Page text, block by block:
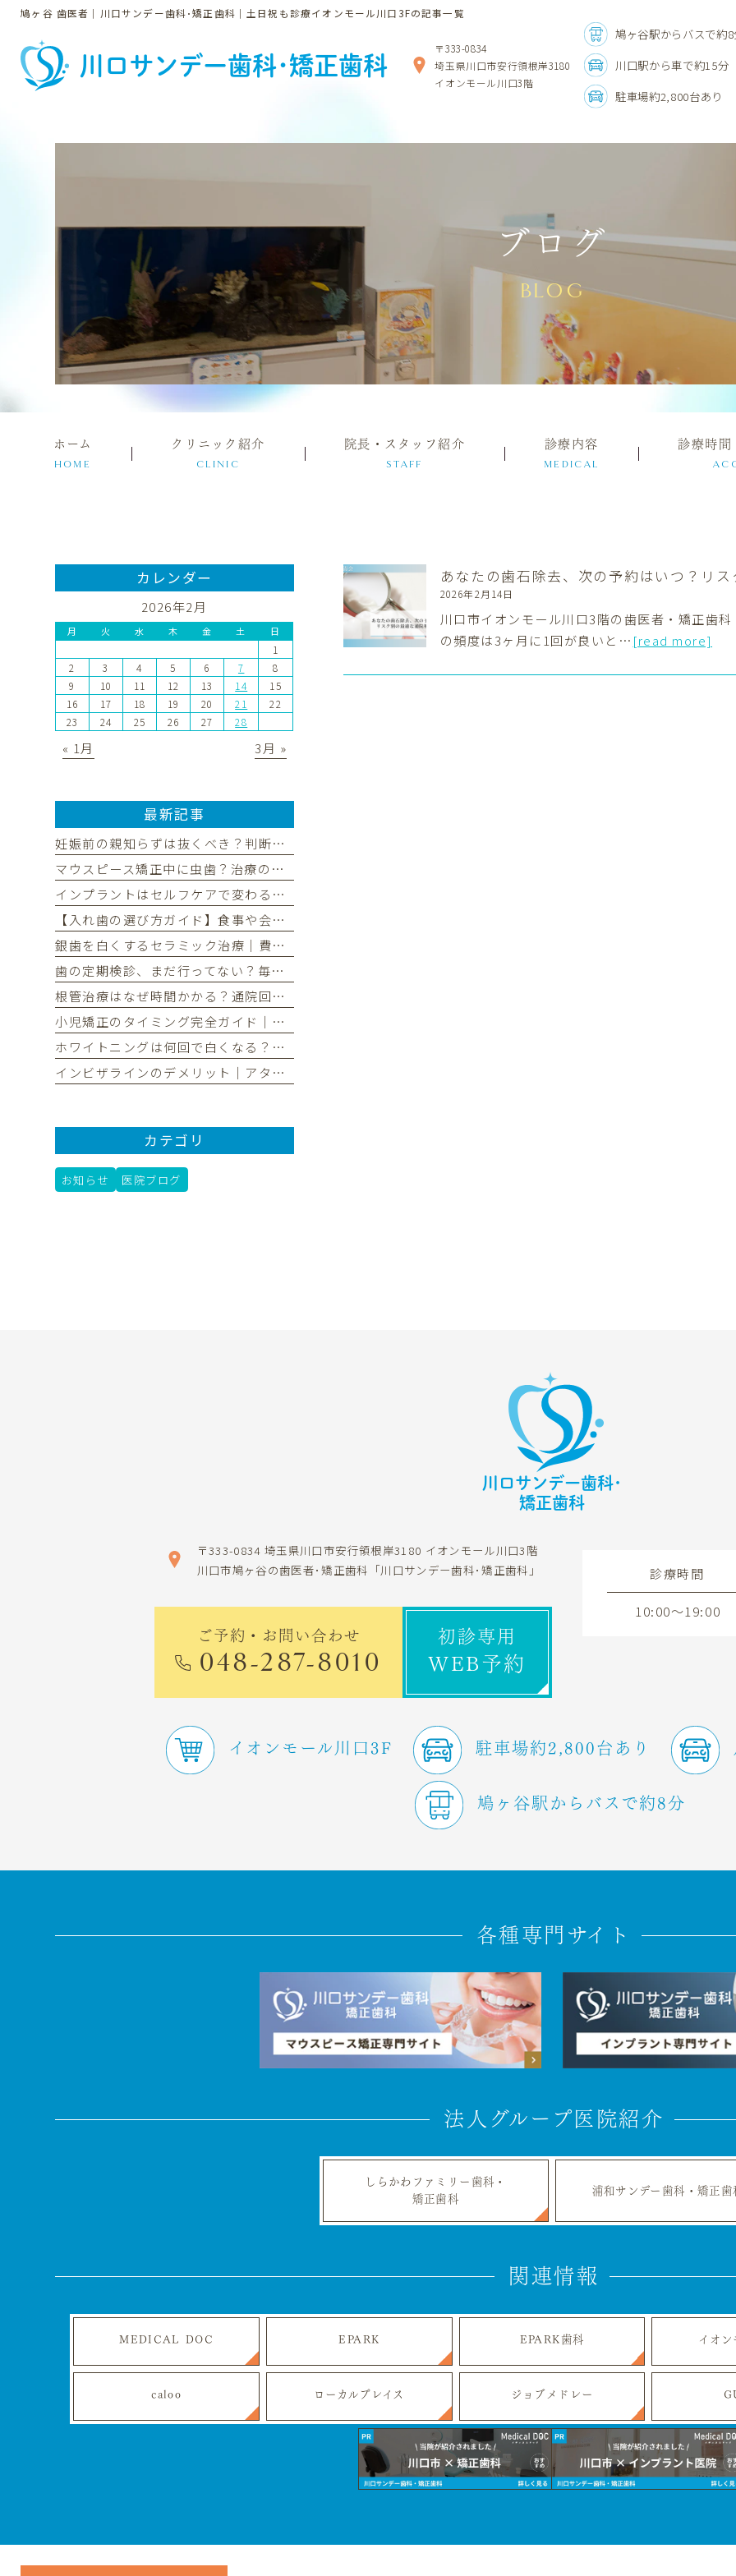
鳩ヶ谷 歯医者｜川口サンデー歯科･矯正歯科｜土日祝も診療イオンモール川口3Fの記事一覧
川口サンデー歯科･矯正歯科
〒333-0834
埼玉県川口市安行領根岸3180
イオンモール川口3階
鳩ヶ谷駅からバスで約
川口駅から車で約15分
駐車場約2,800台あり
ブログ
BLOG
ホーム
HOME
クリニック紹介
CLINIC
院長・スタッフ紹介
STAFF
診療内容
MEDICAL
診療時間
あなたの歯石除去、次の予約はいつ？リ
2026年2月14日
川口市イオンモール川口3階の歯医者・矯正歯
の頻度は3ヶ月に1回が良いと… [read more]
カレンダー
2026年2月
月 火 水 木 金 土 日
1
2
3 4 5 6 7
8
9
10 11 12 13 14
15
16
17 18 19 20 21
22
23
24 25 26 27 28
« 1月 3月 »
最新記事
妊娠前の親知らずは抜くべき？判断基準と後悔しないタイミングを解説
マウスピース矯正中に虫歯？治療の流れと中断リスク、予防法を解説
インプラントはセルフケアで変わる！長持ちさせる毎日の習慣と定期検診
【入れ歯の選び方ガイド】食事や会話を楽しむためのポイントとは
銀歯を白くするセラミック治療｜費用・期間・長持ちさせる秘訣
歯の定期検診、まだ行ってない？毎日の歯磨きだけでは不十分な理由
根管治療はなぜ時間かかる？通院回数の目安と治療期間を解説
小児矯正のタイミング完全ガイド｜治療の種類と選び方を分かりやすく
ホワイトニングは何回で白くなる？理想の白さまでの回数と期間を解説
インビザラインのデメリット｜アタッチメントは実は目立つ？後悔しないための全知識
カテゴリ
お知らせ 医院ブログ
川口サンデー歯科･
矯正歯科
〒333-0834埼玉県川口市安行領根岸3180 イオンモール川口3階
川口市鳩ヶ谷の歯医者･矯正歯科 「川口サンデー歯科･矯正歯科」
ご予約・お問い合わせ
048-287-8010
初診専用
WEB予約
診療時間
10:00～19:00
イオンモール川口3F 駐車場約2,800台あり
鳩ヶ谷駅からバスで約8分
各種専門サイト
法人グループ医院紹介
しらかわファミリー歯科・
矯正歯科
浦和サンデー歯科・矯正歯
関連情報
MEDICAL DOC EPARK EPARK歯科 イオ
caloo ローカルプレイス ジョブメドレー